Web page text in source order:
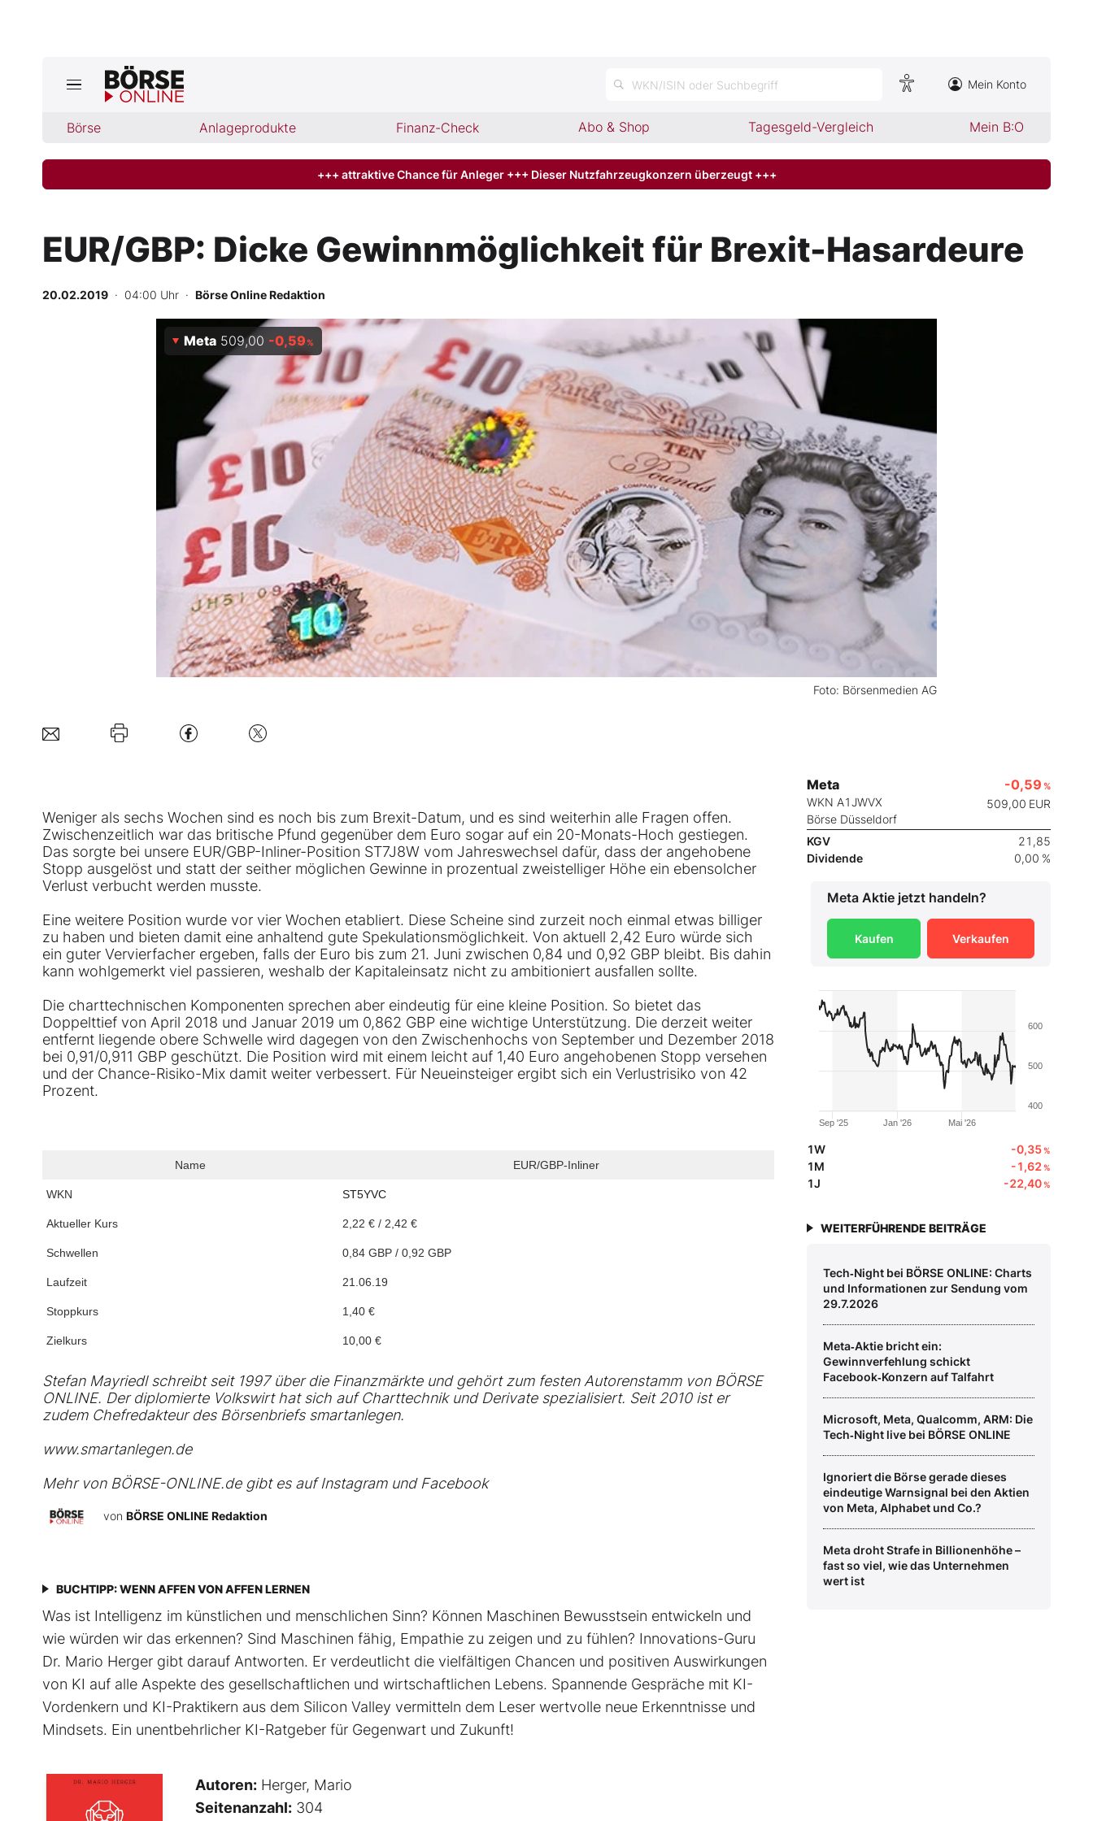
WKN/ISIN oder Suchbegriff Mein Konto
Börse Anlageprodukte Finanz-Check Abo & Shop Tagesgeld-Vergleich Mein B:O
Jetzt aktuelle Ausgabe BÖRSE ONLINE lesen
Finanz-Check
Abo & Shop
BO-Musterdepots
Mein Konto
Folgen Sie uns
+++ attraktive Chance für Anleger +++ Dieser Nutzfahrzeugkonzern überzeugt +++
EUR/GBP: Dicke Gewinnmöglichkeit für Brexit-Hasardeure
20.02.2019 · 04:00 Uhr · Börse Online Redaktion
Foto: Börsenmedien AG
Meta 509,00 -0,59 %
Weniger als sechs Wochen sind es noch bis zum Brexit-Datum, und es sind weiterhin alle Fragen offen.
Zwischenzeitlich war das britische Pfund gegenüber dem Euro sogar auf ein 20-Monats-Hoch gestiegen.
Das sorgte bei unsere EUR/GBP-Inliner-Position ST7J8W vom Jahreswechsel dafür, dass der angehobene
Stopp ausgelöst und statt der seither möglichen Gewinne in prozentual zweistelliger Höhe ein ebensolcher
Verlust verbucht werden musste.
Eine weitere Position wurde vor vier Wochen etabliert. Diese Scheine sind zurzeit noch einmal etwas billiger
zu haben und bieten damit eine anhaltend gute Spekulationsmöglichkeit. Von aktuell 2,42 Euro würde sich
ein guter Vervierfacher ergeben, falls der Euro bis zum 21. Juni zwischen 0,84 und 0,92 GBP bleibt. Bis dahin
kann wohlgemerkt viel passieren, weshalb der Kapitaleinsatz nicht zu ambitioniert ausfallen sollte.
Die charttechnischen Komponenten sprechen aber eindeutig für eine kleine Position. So bietet das
Doppelttief von April 2018 und Januar 2019 um 0,862 GBP eine wichtige Unterstützung. Die derzeit weiter
entfernt liegende obere Schwelle wird dagegen von den Zwischenhochs von September und Dezember 2018
bei 0,91/0,911 GBP geschützt. Die Position wird mit einem leicht auf 1,40 Euro angehobenen Stopp versehen
und der Chance-Risiko-Mix damit weiter verbessert. Für Neueinsteiger ergibt sich ein Verlustrisiko von 42
Prozent.
Name EUR/GBP-Inliner
WKN ST5YVC
Aktueller Kurs 2,22 € / 2,42 €
Schwellen 0,84 GBP / 0,92 GBP
Laufzeit 21.06.19
Stoppkurs 1,40 €
Zielkurs 10,00 €
Stefan Mayriedl schreibt seit 1997 über die Finanzmärkte und gehört zum festen Autorenstamm von BÖRSE
ONLINE. Der diplomierte Volkswirt hat sich auf Charttechnik und Derivate spezialisiert. Seit 2010 ist er
zudem Chefredakteur des Börsenbriefs smartanlegen.
www.smartanlegen.de
Mehr von BÖRSE-ONLINE.de gibt es aufInstagramundFacebook
von BÖRSE ONLINE Redaktion
BUCHTIPP: WENN AFFEN VON AFFEN LERNEN
Was ist Intelligenz im künstlichen und menschlichen Sinn? Können Maschinen Bewusstsein entwickeln und
wie würden wir das erkennen? Sind Maschinen fähig, Empathie zu zeigen und zu fühlen? Innovations-Guru
Dr. Mario Herger gibt darauf Antworten. Er verdeutlicht die viel­fältigen Chancen und positiven Auswirkungen
von KI auf alle Aspekte des gesellschaftlichen und wirtschaftlichen Lebens. Spannende Gespräche mit KI-
Vordenkern und KI-Praktikern aus dem Silicon Valley vermitteln dem Leser wertvolle neue Erkenntnisse und
Mindsets. Ein unentbehrlicher KI-Ratgeber für Gegenwart und Zukunft!
Autoren: Herger, Mario
Seitenanzahl: 304
Meta
WKN A1JWVX
Börse Düsseldorf
-0,59 %
509,00 EUR
KGV
21,85
Dividende
0,00 %
Meta Aktie jetzt handeln?
Kaufen Verkaufen
Jan '26
Sep '25 Mai '26
400
500
600
1W -0,35%
1M -1,62%
1J -22,40%
WEITERFÜHRENDE BEITRÄGE
Tech‑Night bei BÖRSE ONLINE: Charts
und Informationen zur Sendung vom
29.7.2026
Meta‑Aktie bricht ein:
Gewinnverfehlung schickt
Facebook‑Konzern auf Talfahrt
Microsoft, Meta, Qualcomm, ARM: Die
Tech‑Night live bei BÖRSE ONLINE
Ignoriert die Börse gerade dieses
eindeutige Warnsignal bei den Aktien
von Meta, Alphabet und Co.?
Meta droht Strafe in Billionenhöhe –
fast so viel, wie das Unternehmen
wert ist